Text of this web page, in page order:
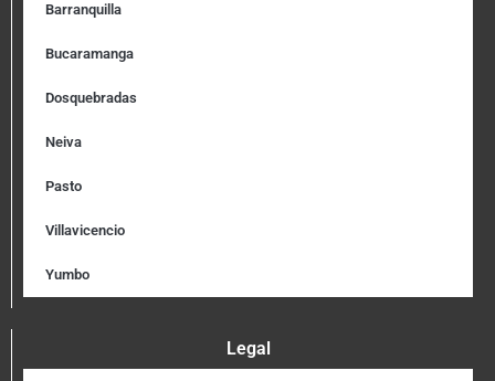
Barranquilla
Bucaramanga
Dosquebradas
Neiva
Pasto
Villavicencio
Yumbo
Legal